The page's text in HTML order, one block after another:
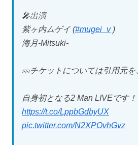
🎤出演
紫ヶ内ムゲイ (#mugei_v)
海月-Mitsuki-
🎫チケットについては引用元を
自身初となる2 Man LIVEです
https://t.co/LppbGdbyUX
pic.twitter.com/N2XPOvhGvz